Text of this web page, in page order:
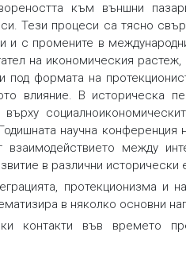
към външни
Тези процеси са тясно
и с промените в
на икономическия
формата на
влияние. В историческа
върху
научна
между
в различни исторически
протекционизма и
в няколко основни
контакти във времето